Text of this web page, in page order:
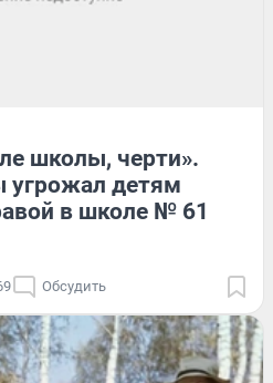
школы, черти».
угрожал детям
в школе № 61
Обсудить